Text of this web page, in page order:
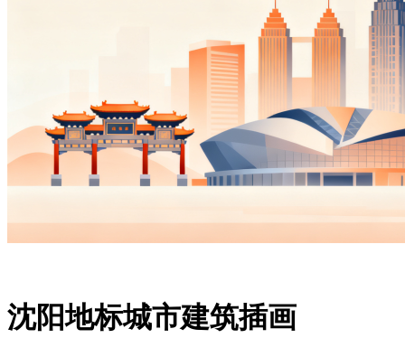
沈阳地标城市建筑插画